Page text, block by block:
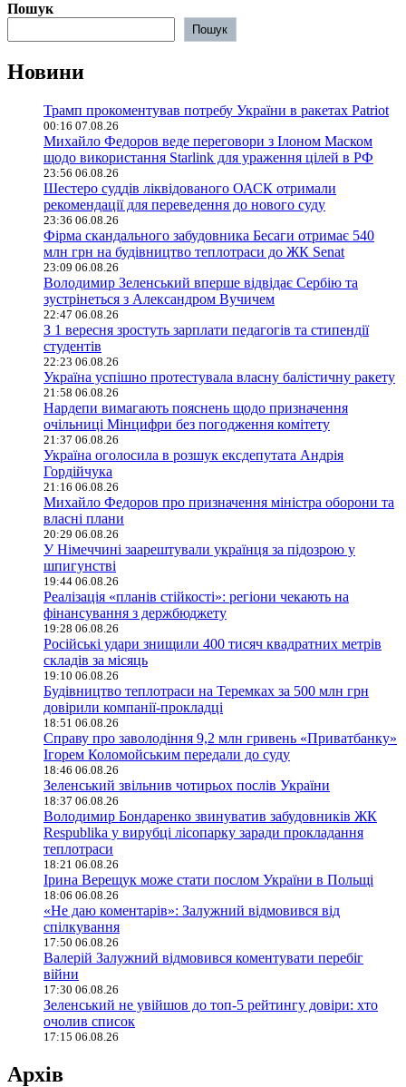
Пошук
Пошук
Новини
Трамп прокоментував потребу України в ракетах Patriot
00:16 07.08.26
Михайло Федоров веде переговори з Ілоном Маском
щодо використання Starlink для ураження цілей в РФ
23:56 06.08.26
Шестеро суддів ліквідованого ОАСК отримали
рекомендації для переведення до нового суду
23:36 06.08.26
Фірма скандального забудовника Бесаги отримає 540
млн грн на будівництво теплотраси до ЖК Senat
23:09 06.08.26
Володимир Зеленський вперше відвідає Сербію та
зустрінеться з Александром Вучичем
22:47 06.08.26
З 1 вересня зростуть зарплати педагогів та стипендії
студентів
22:23 06.08.26
Україна успішно протестувала власну балістичну ракету
21:58 06.08.26
Нардепи вимагають пояснень щодо призначення
очільниці Мінцифри без погодження комітету
21:37 06.08.26
Україна оголосила в розшук ексдепутата Андрія
Гордійчука
21:16 06.08.26
Михайло Федоров про призначення міністра оборони та
власні плани
20:29 06.08.26
У Німеччині заарештували українця за підозрою у
шпигунстві
19:44 06.08.26
Реалізація «планів стійкості»: регіони чекають на
фінансування з держбюджету
19:28 06.08.26
Російські удари знищили 400 тисяч квадратних метрів
складів за місяць
19:10 06.08.26
Будівництво теплотраси на Теремках за 500 млн грн
довірили компанії-прокладці
18:51 06.08.26
Справу про заволодіння 9,2 млн гривень «Приватбанку»
Ігорем Коломойським передали до суду
18:46 06.08.26
Зеленський звільнив чотирьох послів України
18:37 06.08.26
Володимир Бондаренко звинуватив забудовників ЖК
Respublika у вирубці лісопарку заради прокладання
теплотраси
18:21 06.08.26
Ірина Верещук може стати послом України в Польщі
18:06 06.08.26
«Не даю коментарів»: Залужний відмовився від
спілкування
17:50 06.08.26
Валерій Залужний відмовився коментувати перебіг
війни
17:30 06.08.26
Зеленський не увійшов до топ-5 рейтингу довіри: хто
очолив список
17:15 06.08.26
Архів